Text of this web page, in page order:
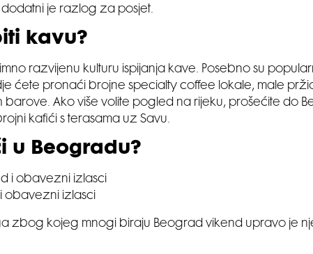
je razlog za posjet.
kavu?
razvijenu kulturu ispijanja kave. Posebno su
ćete pronaći brojne specialty coffee lokale, male
Ako više volite pogled na rijeku, prošećite do
kafići s terasama uz Savu.
u Beogradu?
obavezni izlasci
zbog kojeg mnogi biraju Beograd vikend upravo je